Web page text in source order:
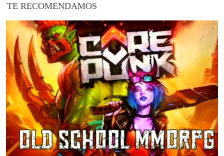
TE RECOMENDAMOS